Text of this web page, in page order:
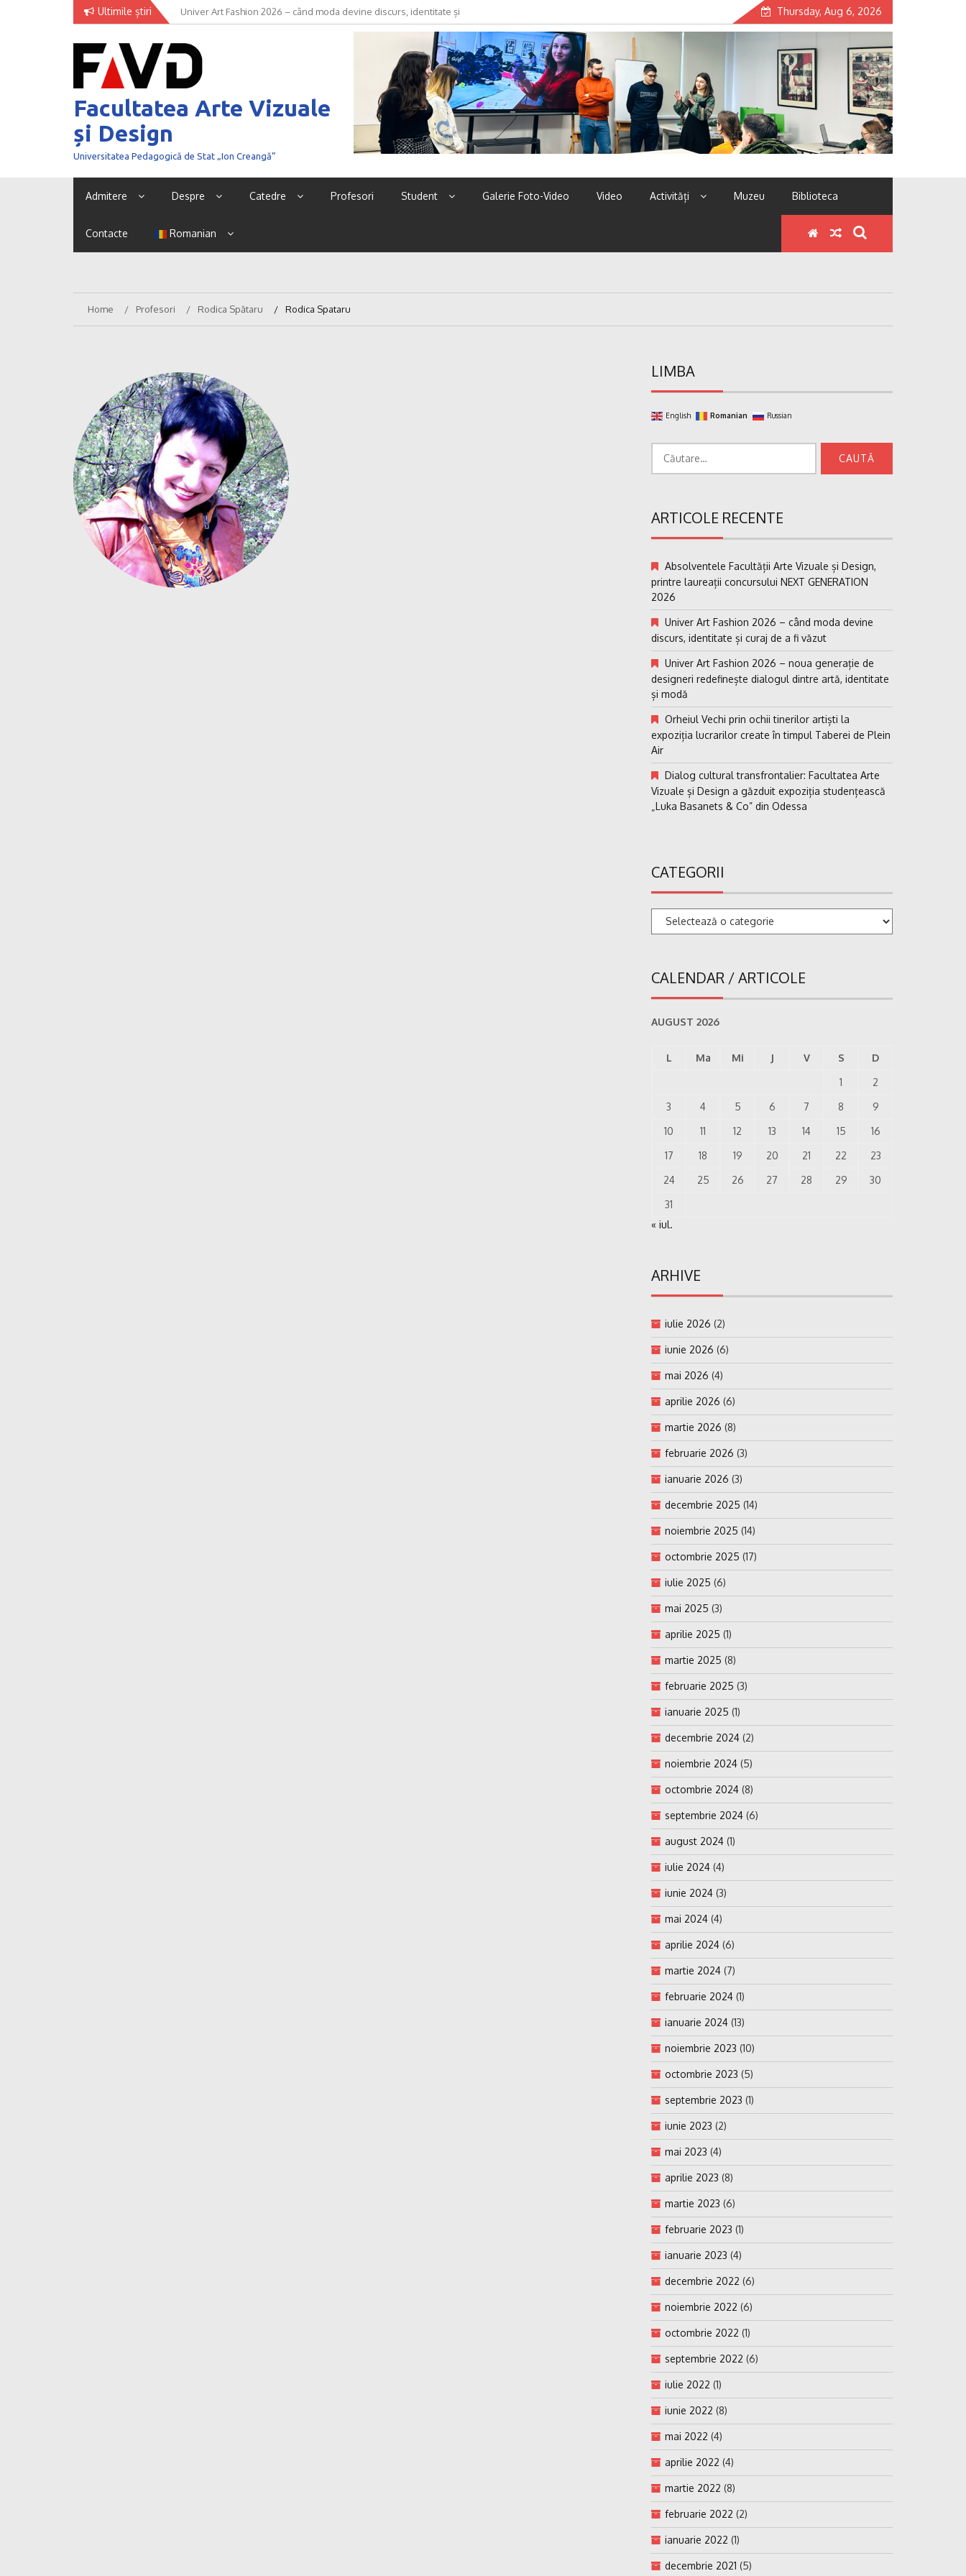
Ultimile știri
Univer Art Fashion 2026 – când moda devine discurs, identitate și
curaj de a fi văzut
Thursday, Aug 6, 2026
Facultatea Arte Vizuale
și Design
Universitatea Pedagogică de Stat „Ion Creangă”
Admitere Despre Catedre Profesori Student Galerie Foto-Video Video Activități Muzeu Biblioteca
Contacte Romanian
Home Profesori Rodica Spătaru Rodica Spataru
LIMBA
English Romanian Russian
după:
ARTICOLE RECENTE
Absolventele Facultății Arte Vizuale și Design,
printre laureații concursului NEXT GENERATION
2026
Univer Art Fashion 2026 – când moda devine
discurs, identitate și curaj de a fi văzut
Univer Art Fashion 2026 – noua generație de
designeri redefinește dialogul dintre artă, identitate
și modă
Orheiul Vechi prin ochii tinerilor artiști la
expoziția lucrarilor create în timpul Taberei de Plein
Air
Dialog cultural transfrontalier: Facultatea Arte
Vizuale și Design a găzduit expoziția studențească
„Luka Basanets & Co” din Odessa
CATEGORII
Categorii
CALENDAR / ARTICOLE
AUGUST 2026
L Ma Mi J V S
D
1
2
3
4 5 6 7 8
9
10
11 12 13 14 15
16
17
18 19 20 21 22
23
24
25 26 27 28 29
30
31
« iul.
ARHIVE
iulie 2026 (2)
iunie 2026 (6)
mai 2026 (4)
aprilie 2026 (6)
martie 2026 (8)
februarie 2026 (3)
ianuarie 2026 (3)
decembrie 2025 (14)
noiembrie 2025 (14)
octombrie 2025 (17)
iulie 2025 (6)
mai 2025 (3)
aprilie 2025 (1)
martie 2025 (8)
februarie 2025 (3)
ianuarie 2025 (1)
decembrie 2024 (2)
noiembrie 2024 (5)
octombrie 2024 (8)
septembrie 2024 (6)
august 2024 (1)
iulie 2024 (4)
iunie 2024 (3)
mai 2024 (4)
aprilie 2024 (6)
martie 2024 (7)
februarie 2024 (1)
ianuarie 2024 (13)
noiembrie 2023 (10)
octombrie 2023 (5)
septembrie 2023 (1)
iunie 2023 (2)
mai 2023 (4)
aprilie 2023 (8)
martie 2023 (6)
februarie 2023 (1)
ianuarie 2023 (4)
decembrie 2022 (6)
noiembrie 2022 (6)
octombrie 2022 (1)
septembrie 2022 (6)
iulie 2022 (1)
iunie 2022 (8)
mai 2022 (4)
aprilie 2022 (4)
martie 2022 (8)
februarie 2022 (2)
ianuarie 2022 (1)
decembrie 2021 (5)